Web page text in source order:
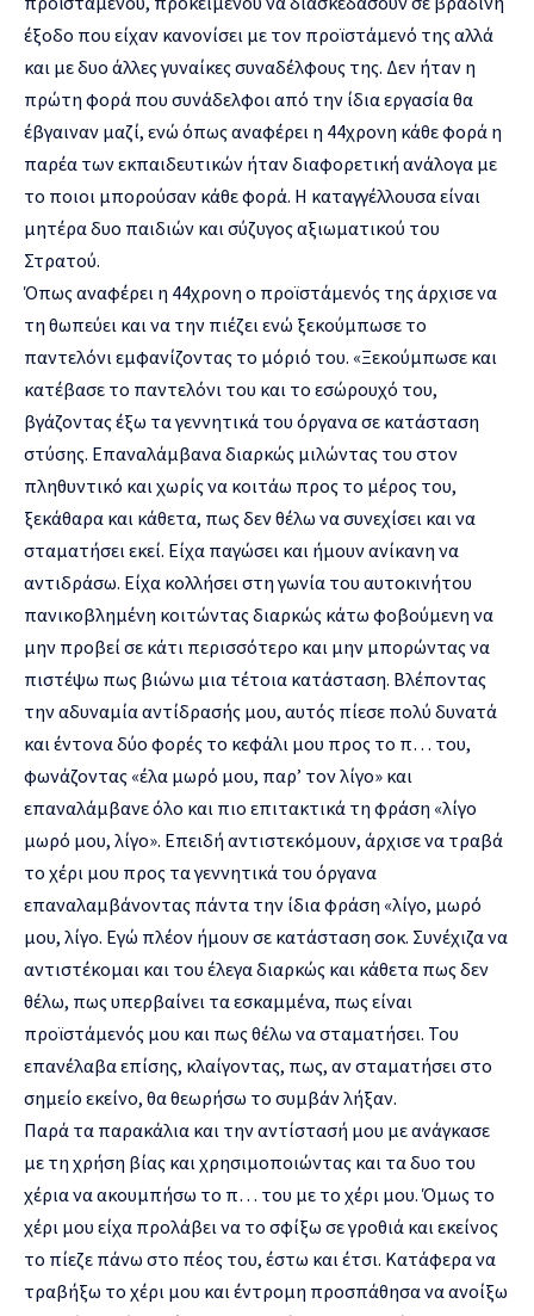
έξοδο που είχαν κανονίσει με τον προϊστάμενό της αλλά
και με δυο άλλες γυναίκες συναδέλφους της. Δεν ήταν η
πρώτη φορά που συνάδελφοι από την ίδια εργασία θα
έβγαιναν μαζί, ενώ όπως αναφέρει η 44χρονη κάθε φορά η
παρέα των εκπαιδευτικών ήταν διαφορετική ανάλογα με
το ποιοι μπορούσαν κάθε φορά. Η καταγγέλλουσα είναι
μητέρα δυο παιδιών και σύζυγος αξιωματικού του
Στρατού.
Όπως αναφέρει η 44χρονη ο προϊστάμενός της άρχισε να
τη θωπεύει και να την πιέζει ενώ ξεκούμπωσε το
παντελόνι εμφανίζοντας το μόριό του. «Ξεκούμπωσε και
κατέβασε το παντελόνι του και το εσώρουχό του,
βγάζοντας έξω τα γεννητικά του όργανα σε κατάσταση
στύσης. Επαναλάμβανα διαρκώς μιλώντας του στον
πληθυντικό και χωρίς να κοιτάω προς το μέρος του,
ξεκάθαρα και κάθετα, πως δεν θέλω να συνεχίσει και να
σταματήσει εκεί. Είχα παγώσει και ήμουν ανίκανη να
αντιδράσω. Είχα κολλήσει στη γωνία του αυτοκινήτου
πανικοβλημένη κοιτώντας διαρκώς κάτω φοβούμενη να
μην προβεί σε κάτι περισσότερο και μην μπορώντας να
πιστέψω πως βιώνω μια τέτοια κατάσταση. Βλέποντας
την αδυναμία αντίδρασής μου, αυτός πίεσε πολύ δυνατά
και έντονα δύο φορές το κεφάλι μου προς το π… του,
φωνάζοντας «έλα μωρό μου, παρ’ τον λίγο» και
επαναλάμβανε όλο και πιο επιτακτικά τη φράση «λίγο
μωρό μου, λίγο». Επειδή αντιστεκόμουν, άρχισε να τραβά
το χέρι μου προς τα γεννητικά του όργανα
επαναλαμβάνοντας πάντα την ίδια φράση «λίγο, μωρό
μου, λίγο. Εγώ πλέον ήμουν σε κατάσταση σοκ. Συνέχιζα να
αντιστέκομαι και του έλεγα διαρκώς και κάθετα πως δεν
θέλω, πως υπερβαίνει τα εσκαμμένα, πως είναι
προϊστάμενός μου και πως θέλω να σταματήσει. Του
επανέλαβα επίσης, κλαίγοντας, πως, αν σταματήσει στο
σημείο εκείνο, θα θεωρήσω το συμβάν λήξαν.
Παρά τα παρακάλια και την αντίστασή μου με ανάγκασε
με τη χρήση βίας και χρησιμοποιώντας και τα δυο του
χέρια να ακουμπήσω το π… του με το χέρι μου. Όμως το
χέρι μου είχα προλάβει να το σφίξω σε γροθιά και εκείνος
το πίεζε πάνω στο πέος του, έστω και έτσι. Κατάφερα να
τραβήξω το χέρι μου και έντρομη προσπάθησα να ανοίξω